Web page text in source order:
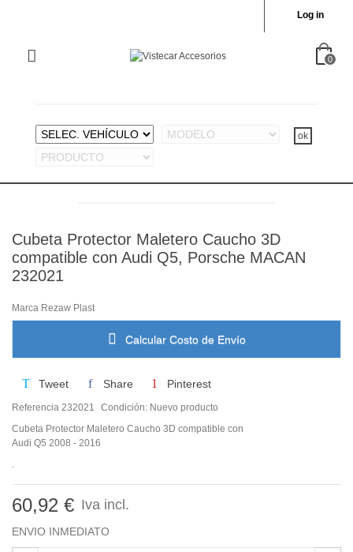
Log in
0
Cubeta Protector Maletero Caucho 3D
compatible con Audi Q5, Porsche MACAN
232021
Marca Rezaw Plast
Calcular Costo de Envío
Tweet Share Pinterest
Referencia 232021 Condición: Nuevo producto
Cubeta Protector Maletero Caucho 3D compatible con
Audi Q5 2008 - 2016
.
60,92 € Iva incl.
ENVIO INMEDIATO